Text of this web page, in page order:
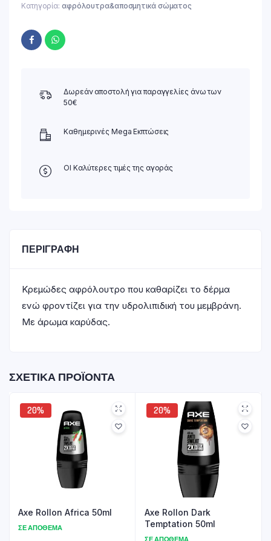
Κατηγορία: αφρόλουτρα&αποσμητικά σώματος
Δωρεάν αποστολή για παραγγελίες άνω των
50€
Καθημερινές Mega Εκπτώσεις
ΟΙ Καλύτερες τιμές της αγοράς
ΠΕΡΙΓΡΑΦΉ
Κρεμώδες αφρόλουτρο που καθαρίζει το δέρμα
ενώ φροντίζει για την υδρολιπιδική του μεμβράνη.
Με άρωμα καρύδας.
ΣΧΕΤΙΚΆ ΠΡΟΪΌΝΤΑ
20%
Axe Rollon Africa 50ml
ΣΕ ΑΠΌΘΕΜΑ
20%
Axe Rollon Dark
Temptation 50ml